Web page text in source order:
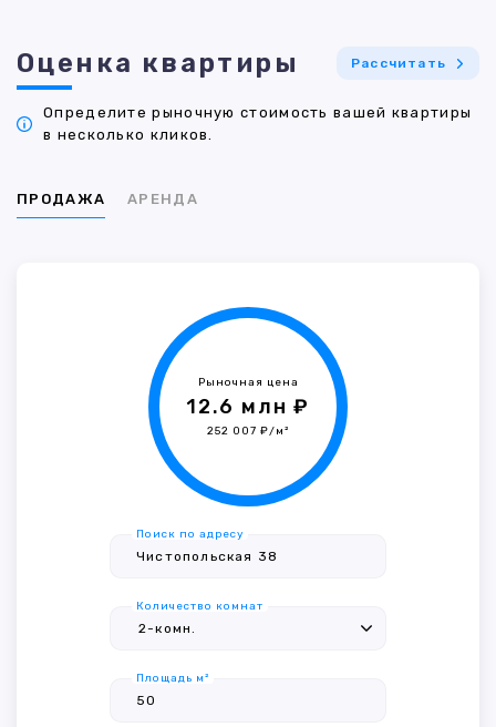
Оценка квартиры Рассчитать
Определите рыночную стоимость вашей квартиры
в несколько кликов.
ПРОДАЖА АРЕНДА
Рыночная цена
12.6 млн ₽
252 007 ₽/м²
Поиск по адресу
Количество комнат
Площадь м²